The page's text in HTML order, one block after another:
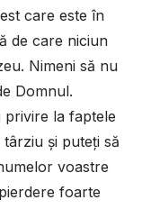
care este în
de care niciun
Nimeni să nu
Domnul.
privire la faptele
și puteți să
voastre
foarte